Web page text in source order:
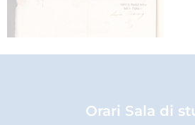
Orari Sala di